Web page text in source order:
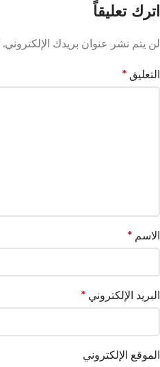
اترك تعليقاً
لن يتم نشر عنوان بريدك الإلكتروني.
التعليق *
الاسم *
البريد الإلكتروني *
الموقع الإلكتروني